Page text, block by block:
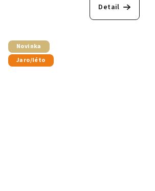
Detail
Novinka
Jaro/léto